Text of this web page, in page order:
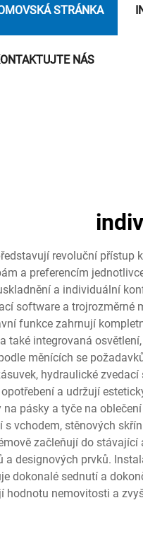
STRÁNKA
NÁS
revoluční přístup
a preferencím
a individuální
software a trojrozměrné
funkce zahrnují
také integrovaná
měnících se
hydraulické
a udržují
pásky a tyče na
vchodem, stěnových
začleňují do
a designových prvků.
dokonalé sednutí a
hodnotu nemovitosti a